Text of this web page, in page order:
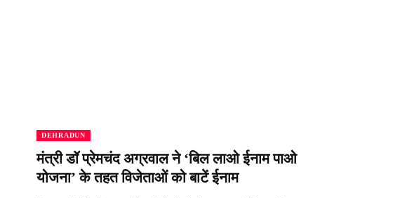
DEHRADUN
मंत्री डॉ प्रेमचंद अग्रवाल ने ‘बिल लाओ ईनाम पाओ
योजना’ के तहत विजेताओं को बाटें ईनाम